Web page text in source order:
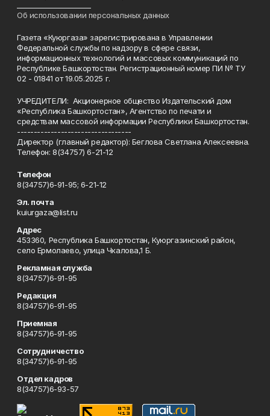
Об использовании персональных данных
Газета «Куюргаза» зарегистрирована в Управлении
Федеральной службы по надзору в сфере связи,
информационных технологий и массовых коммуникаций по
Республике Башкортостан. Регистрационный номер ПИ № ТУ
02 - 01841 от 19.05.2025 г.
УЧРЕДИТЕЛИ: Акционерное общество Издательский дом
«Республика Башкортостан», Агентство по печати и
средствам массовой информации Республики Башкортостан.
----------------------------------
Директор (главный редактор): Беглова Светлана Алексеевна.
Телефон: 8(34757) 6-21-12
Телефон
8(34757)6-91-95; 6-21-12
Эл. почта
kuiurgaza@list.ru
Адрес
453360, Республика Башкортостан, Куюргазинский район,
село Ермолаево, улица Чкалова,1 Б.
Рекламная служба
8(34757)6-91-95
Редакция
8(34757)6-91-95
Приемная
8(34757)6-91-95
Сотрудничество
8(34757)6-91-95
Отдел кадров
8(34757)6-93-57